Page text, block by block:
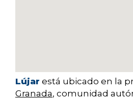
Lújar está ubicado en la
Granada, comunidad